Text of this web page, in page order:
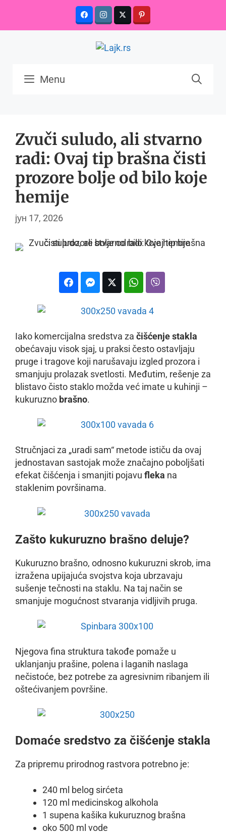
content
Menu
Zvuči suludo, ali stvarno
radi: Ovaj tip brašna čisti
prozore bolje od bilo koje
hemije
јун 17, 2026
Iako komercijalna sredstva za čišćenje stakla
obećavaju visok sjaj, u praksi često ostavljaju
pruge i tragove koji narušavaju izgled prozora i
smanjuju prolazak svetlosti. Međutim, rešenje za
blistavo čisto staklo možda već imate u kuhinji –
kukuruzno brašno.
Stručnjaci za „uradi sam“ metode ističu da ovaj
jednostavan sastojak može značajno poboljšati
efekat čišćenja i smanjiti pojavu fleka na
staklenim površinama.
Zašto kukuruzno brašno deluje?
Kukuruzno brašno, odnosno kukuruzni skrob, ima
izražena upijajuća svojstva koja ubrzavaju
sušenje tečnosti na staklu. Na taj način se
smanjuje mogućnost stvaranja vidljivih pruga.
Njegova fina struktura takođe pomaže u
uklanjanju prašine, polena i laganih naslaga
nečistoće, bez potrebe za agresivnim ribanjem ili
oštećivanjem površine.
Domaće sredstvo za čišćenje stakla
Za pripremu prirodnog rastvora potrebno je:
240 ml belog sirćeta
120 ml medicinskog alkohola
1 supena kašika kukuruznog brašna
oko 500 ml vode